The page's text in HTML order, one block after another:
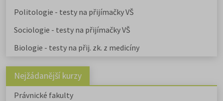
Politologie - testy na přijímačky VŠ
Sociologie - testy na přijímačky VŠ
Biologie - testy na přij. zk. z medicíny
Nejžádanější kurzy
Právnické fakulty